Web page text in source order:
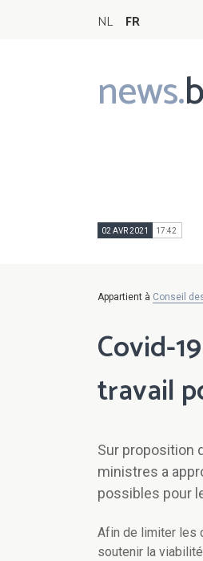
NL FR
news.
Main
navigation
02 AVR 2021 17:42
Appartient à Conseil
Covid-
travail
Sur proposition
ministres a
possibles pour
Afin de limiter les
soutenir la